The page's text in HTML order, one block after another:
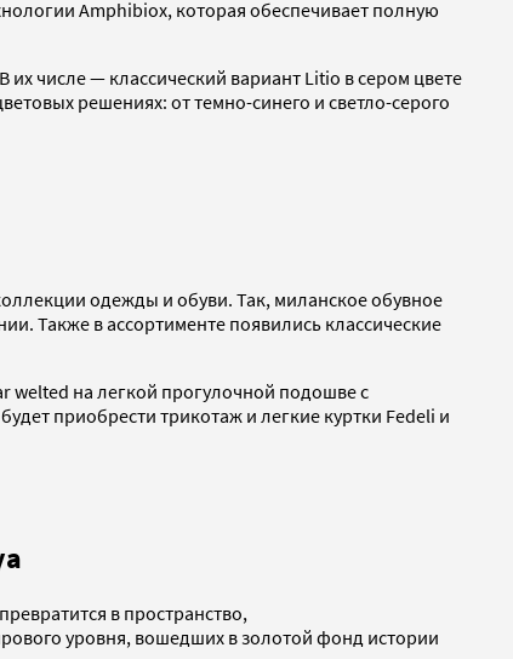
Amphibiox, которая обеспечивает полную
числе — классический вариант Litio в сером цвете
решениях: от темно-синего и светло-серого
одежды и обуви. Так, миланское обувное
Также в ассортименте появились классические
welted на легкой прогулочной подошве с
приобрести трикотаж и легкие куртки Fedeli и
в пространство,
уровня, вошедших в золотой фонд истории